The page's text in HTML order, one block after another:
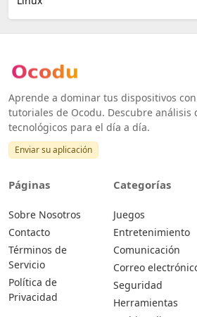
Aprende a dominar tus dispositivos
tutoriales de Ocodu. Descubre análisis
tecnológicos para el día a día.
Enviar su aplicación
Páginas
Sobre Nosotros
Contacto
Términos de
Servicio
Política de
Privacidad
Categorías
Juegos
Entretenimiento
Comunicación
Correo
Seguridad
Herramientas